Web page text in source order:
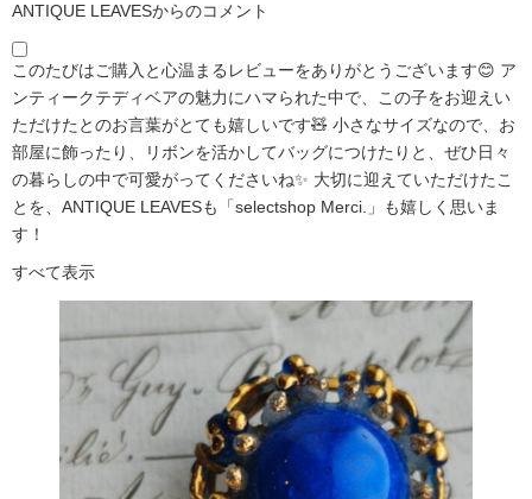
ANTIQUE LEAVESからのコメント
このたびはご購入と心温まるレビューをありがとうございます😊 ア
ンティークテディベアの魅力にハマられた中で、この子をお迎えい
ただけたとのお言葉がとても嬉しいです🧸 小さなサイズなので、お
部屋に飾ったり、リボンを活かしてバッグにつけたりと、ぜひ日々
の暮らしの中で可愛がってくださいね✨ 大切に迎えていただけたこ
とを、ANTIQUE LEAVESも「selectshop Merci.」も嬉しく思いま
す！
すべて表示